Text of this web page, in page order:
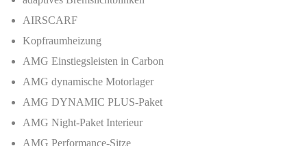
AIRSCARF
Kopfraumheizung
AMG Einstiegsleisten in Carbon
AMG dynamische Motorlager
AMG DYNAMIC PLUS-Paket
AMG Night-Paket Interieur
AMG Performance-Sitze